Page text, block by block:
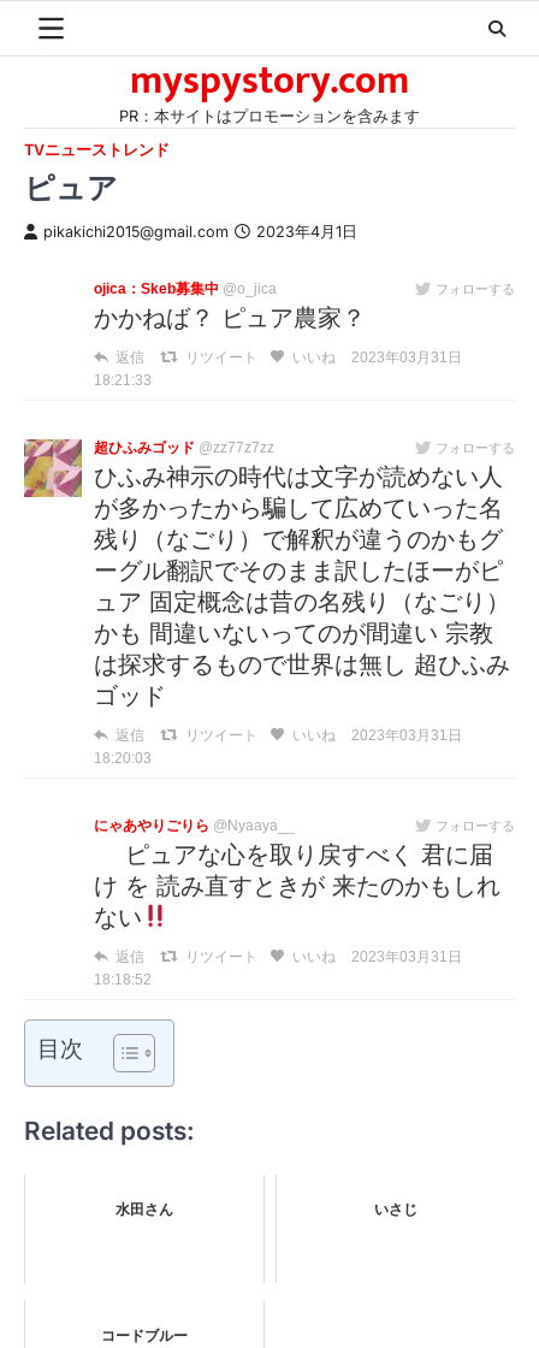
myspystory.com
PR：本サイトはプロモーションを含みます
TVニューストレンド
ピュア
pikakichi2015@gmail.com 2023年4月1日
ojica：Skeb募集中 @o_jica フォローする
かかねば？ ピュア農家？
返信 リツイート いいね
2023年03月31日
18:21:33
超ひふみゴッド @zz77z7zz フォローする
ひふみ神示の時代は文字が読めない人
が多かったから騙して広めていった名
残り（なごり）で解釈が違うのかもグ
ーグル翻訳でそのまま訳したほーがピ
ュア 固定概念は昔の名残り（なごり）
かも 間違いないってのが間違い 宗教
は探求するもので世界は無し 超ひふみ
ゴッド
返信 リツイート いいね
2023年03月31日
18:20:03
にゃあやりごりら @Nyaaya__ フォローする
 ︎︎ ピュアな心を取り戻すべく 君に届
け を 読み直すときが 来たのかもしれ
ない
返信 リツイート いいね
2023年03月31日
18:18:52
目次
Related posts:
水田さん いさじ
コードブルー